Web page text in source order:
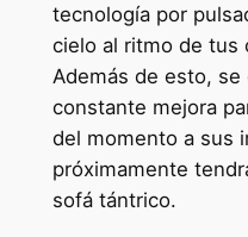
tecnología por
cielo al ritmo de tus
Además de esto,
constante mejora
del momento a sus
próximamente
sofá tántrico.